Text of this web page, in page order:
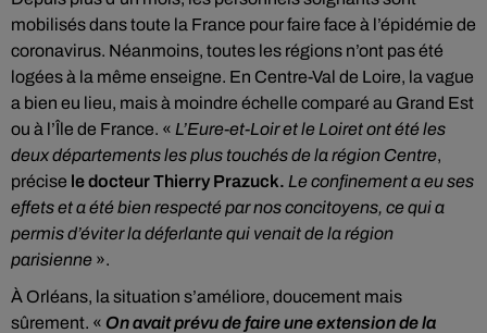
mobilisés dans toute la France pour faire face à l’épidémie de
coronavirus. Néanmoins, toutes les régions n’ont pas été
logées à la même enseigne. En Centre-Val de Loire, la vague
a bien eu lieu, mais à moindre échelle comparé au Grand Est
ou à l’Île de France. « L’Eure-et-Loir et le Loiret ont été les
deux départements les plus touchés de la région Centre,
précise le docteur Thierry Prazuck. Le confinement a eu ses
effets et a été bien respecté par nos concitoyens, ce qui a
permis d’éviter la déferlante qui venait de la région
parisienne ».
À Orléans, la situation s’améliore, doucement mais
sûrement. « On avait prévu de faire une extension de la